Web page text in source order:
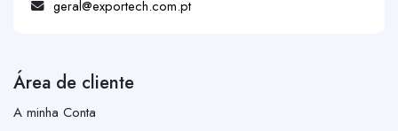
geral@exportech.com.pt
Área de cliente
A minha Conta